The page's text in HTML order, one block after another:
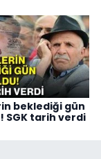
beklediği gün
SGK tarih verdi